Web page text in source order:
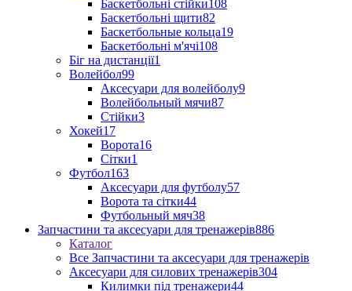
Баскетбольні стійки108
Баскетбольні щити82
Баскетбольные кольца19
Баскетбольні м'ячі108
Біг на дистанції1
Волейбол99
Аксесуари для волейболу9
Волейбольный мячи87
Стійки3
Хокей17
Ворота16
Сітки1
Футбол163
Аксесуари для футболу57
Ворота та сітки44
Футбольный мяч38
Запчастини та аксесуари для тренажерів886
Каталог
Все Запчастини та аксесуари для тренажерів
Аксесуари для силових тренажерів304
Килимки під тренажери44